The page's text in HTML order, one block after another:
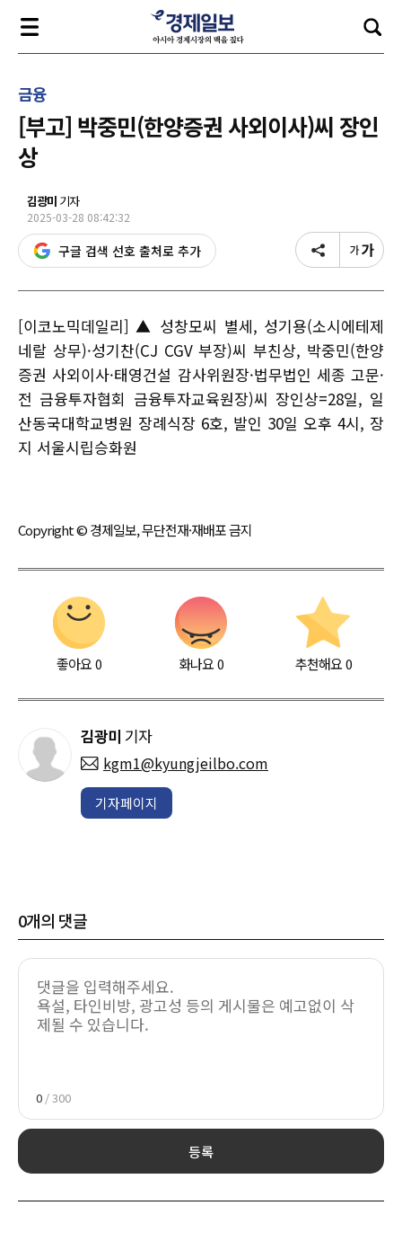
금융
[부고] 박중민(한양증권 사외이사)씨 장인
상
김광미 기자
2025-03-28 08:42:32
구글 검색 선호 출처로 추가
[이코노믹데일리] ▲ 성창모씨 별세, 성기용(소시에테제
네랄 상무)·성기찬(CJ CGV 부장)씨 부친상, 박중민(한양
증권 사외이사·태영건설 감사위원장·법무법인 세종 고문·
전 금융투자협회 금융투자교육원장)씨 장인상=28일, 일
산동국대학교병원 장례식장 6호, 발인 30일 오후 4시, 장
지 서울시립승화원
Copyright © 경제일보, 무단전재·재배포 금지
좋아요0 화나요0 추천해요 0
김광미 기자
kgm1@kyungjeilbo.com
기자페이지
0개의 댓글
0 / 300
등록